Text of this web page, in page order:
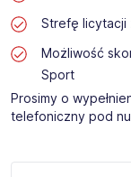
Strefę licytacji
Możliwość
Sport
Prosimy o
telefoniczny pod